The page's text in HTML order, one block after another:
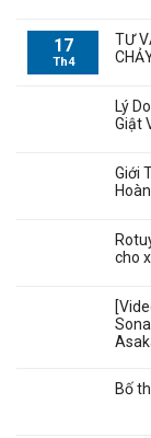
17
Th4
TƯ
Lý
Giật
Giới
cho
Bố